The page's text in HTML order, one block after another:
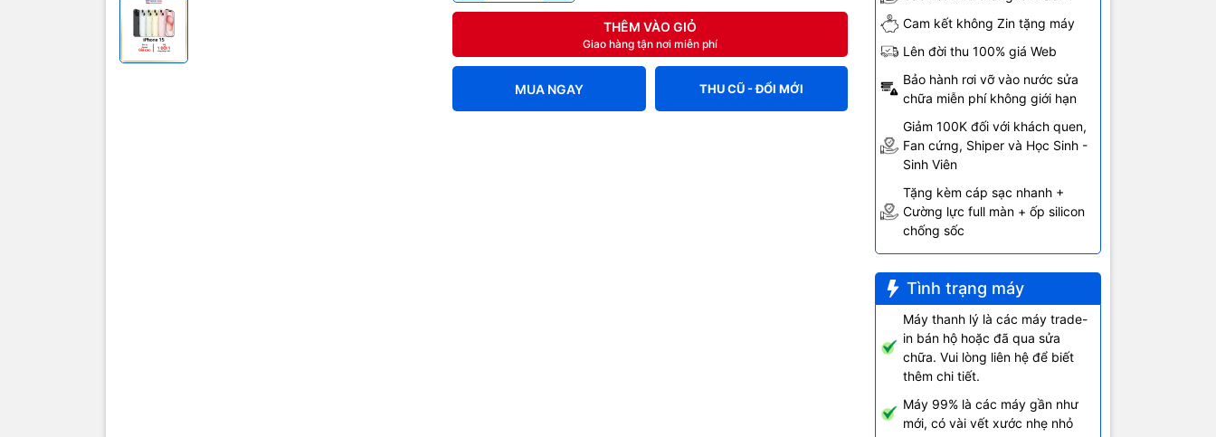
THÊM VÀO GIỎ
Giao hàng tận nơi miễn phí
MUA NGAY THU CŨ - ĐỔI MỚI
Cam kết không Zin tặng máy
Lên đời thu 100% giá Web
Bảo hành rơi vỡ vào nước sửa
chữa miễn phí không giới hạn
Giảm 100K đối với khách quen,
Fan cứng, Shiper và Học Sinh -
Sinh Viên
Tặng kèm cáp sạc nhanh +
Cường lực full màn + ốp silicon
chống sốc
Tình trạng máy
Máy thanh lý là các máy trade-
in bán hộ hoặc đã qua sửa
chữa. Vui lòng liên hệ để biết
thêm chi tiết.
Máy 99% là các máy gần như
mới, có vài vết xước nhẹ nhỏ
-> Pin bảo trì trừ 600k đối với máy dưới 15tr, trừ 800k với máy trên 15tr
Trên đây là công thức giá thu lại và tình trạng từng loại máy dự tính, tình trạng cụ thể
Quý Khách mang trực tiếp đến cửa hàng để định giá. ( Nếu máy đúng tình trạng Quý
Khách chỉ cần bù phần chênh lệnh )